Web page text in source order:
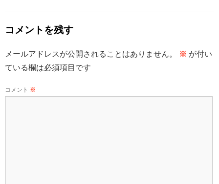
コメントを残す
メールアドレスが公開されることはありません。 ※ が付い
ている欄は必須項目です
コメント ※